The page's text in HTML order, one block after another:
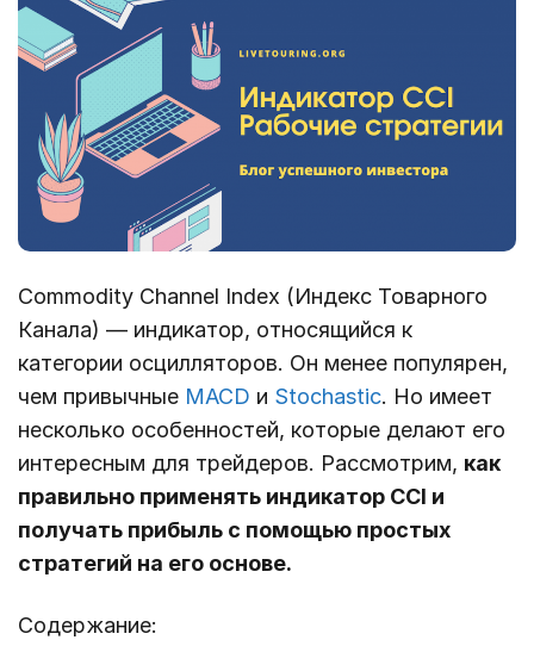
Commodity Channel Index (Индекс Товарного
Канала) ― индикатор, относящийся к
категории осцилляторов. Он менее популярен,
чем привычные MACD и Stochastic. Но имеет
несколько особенностей, которые делают его
интересным для трейдеров. Рассмотрим, как
правильно применять индикатор CCI и
получать прибыль с помощью простых
стратегий на его основе.
Содержание: